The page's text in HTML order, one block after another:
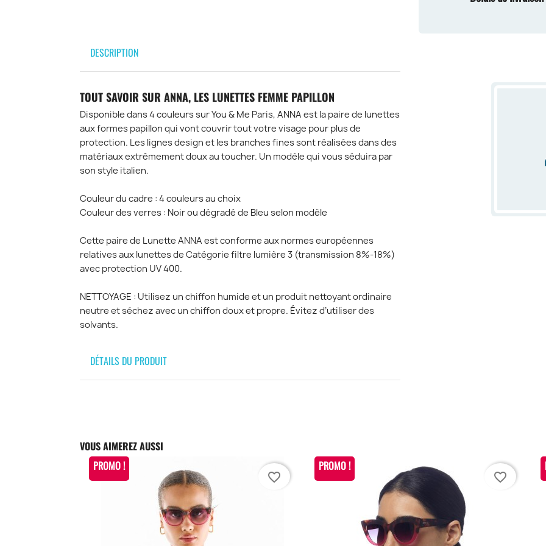
DESCRIPTION
TOUT SAVOIR SUR ANNA, LES LUNETTES FEMME PAPILLON
Disponible dans 4 couleurs sur You & Me Paris, ANNA est la paire de lunettes
aux formes papillon qui vont couvrir tout votre visage pour plus de
protection. Les lignes design et les branches fines sont réalisées dans des
matériaux extrêmement doux au toucher. Un modèle qui vous séduira par
son style italien.
Couleur du cadre : 4 couleurs au choix
Couleur des verres : Noir ou dégradé de Bleu selon modèle
Cette paire de Lunette ANNA est conforme aux normes européennes
relatives aux lunettes de Catégorie filtre lumière 3 (transmission 8%-18%)
avec protection UV 400.
NETTOYAGE : Utilisez un chiffon humide et un produit nettoyant ordinaire
neutre et séchez avec un chiffon doux et propre. Évitez d’utiliser des
solvants.
DÉTAILS DU PRODUIT
VOUS AIMEREZ AUSSI
PROMO !
favorite_border
PROMO !
favorite_border